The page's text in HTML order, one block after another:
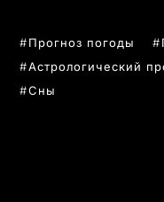
Прогноз погоды
Астрологический
Сны